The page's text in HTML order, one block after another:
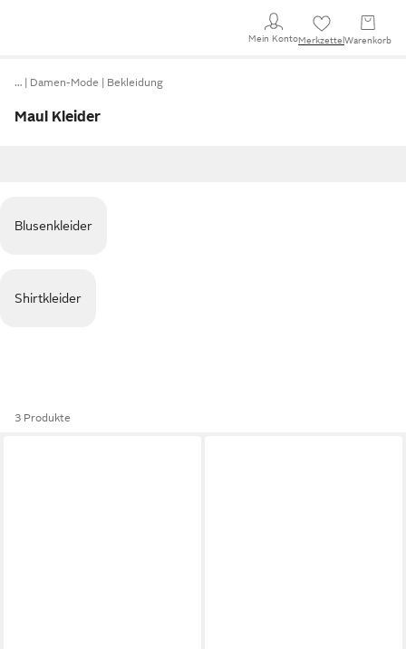
Mein KontoMerkzettel Warenkorb
… Damen-Mode Bekleidung
Maul Kleider
Blusenkleider
Shirtkleider
3 Produkte